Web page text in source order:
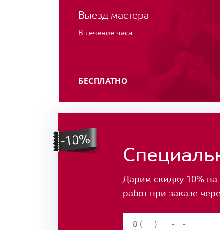
Выезд мастера
В течение часа
БЕСПЛАТНО
Дарим скидку 10%
работ при заказе